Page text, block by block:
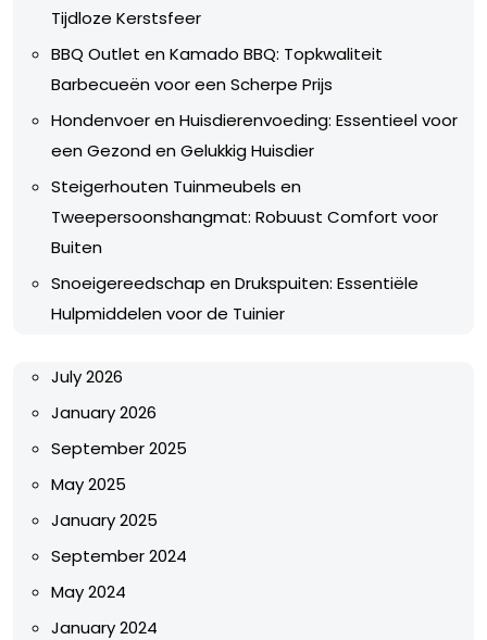
Tijdloze Kerstsfeer
BBQ Outlet en Kamado BBQ: Topkwaliteit
Barbecueën voor een Scherpe Prijs
Hondenvoer en Huisdierenvoeding: Essentieel voor
een Gezond en Gelukkig Huisdier
Steigerhouten Tuinmeubels en
Tweepersoonshangmat: Robuust Comfort voor
Buiten
Snoeigereedschap en Drukspuiten: Essentiële
Hulpmiddelen voor de Tuinier
July 2026
January 2026
September 2025
May 2025
January 2025
September 2024
May 2024
January 2024